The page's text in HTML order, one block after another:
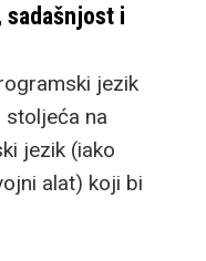
sadašnjost i
jezik
stoljeća na
jezik (iako
alat) koji bi